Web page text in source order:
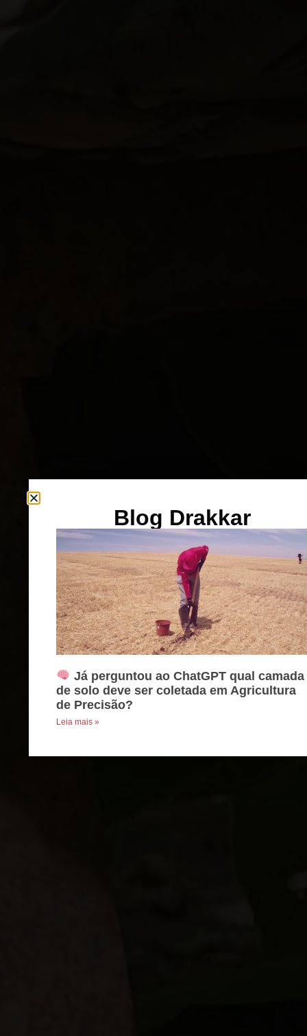
Blog Drakkar
Já perguntou ao ChatGPT qual camada
de solo deve ser coletada em Agricultura
de Precisão?
Leia mais »